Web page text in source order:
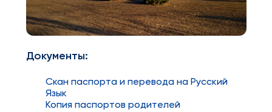
Документы:
Скан паспорта и перевода на Русский
Язык
Копия паспортов родителей